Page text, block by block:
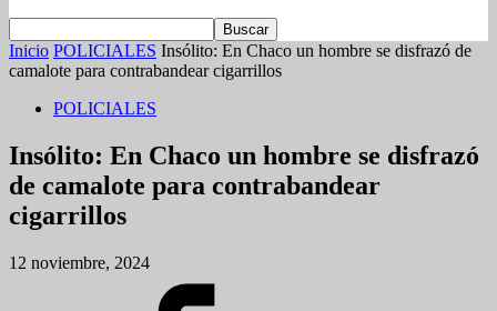
Inicio POLICIALES Insólito: En Chaco un hombre se disfrazó de
camalote para contrabandear cigarrillos
POLICIALES
Insólito: En Chaco un hombre se disfrazó
de camalote para contrabandear
cigarrillos
12 noviembre, 2024